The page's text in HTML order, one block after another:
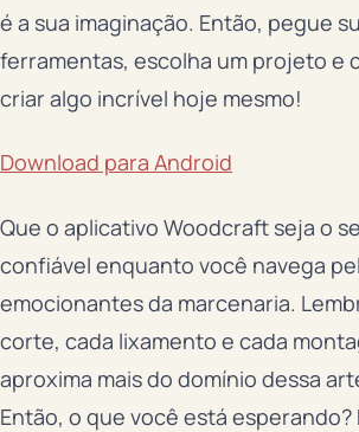
é a sua imaginação. Então, pegue
ferramentas, escolha um projeto e
criar algo incrível hoje mesmo!
Download para Android
Que o aplicativo Woodcraft seja o
confiável enquanto você navega
emocionantes da marcenaria.
corte, cada lixamento e cada
aproxima mais do domínio dessa
Então, o que você está esperando?